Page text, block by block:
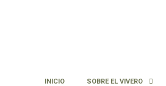
INICIO SOBRE EL VIVERO